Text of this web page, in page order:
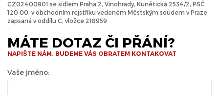
CZ02400901 se sídlem Praha 2, Vinohrady, Kunětická 2534/2, PSČ
120 00, v obchodním rejstříku vedeném Městským soudem v Praze
zapsaná v oddílu C, vložce 218959
MÁTE DOTAZ ČI PŘÁNÍ?
NAPIŠTE NÁM, BUDEME VÁS OBRATEM KONTAKOVAT
Vaše jméno: